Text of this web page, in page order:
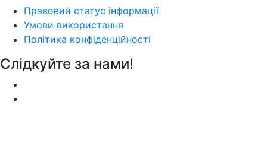
Правовий статус інформації
Умови використання
Політика конфіденційності
Слідкуйте за нами!